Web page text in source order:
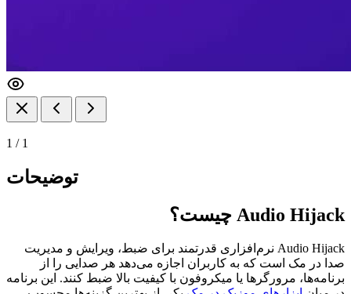
1 / 1
توضیحات
Audio Hijack چیست؟
Audio Hijack نرم‌افزاری قدرتمند برای ضبط، ویرایش و مدیریت
صدا در مک است که به کاربران اجازه می‌دهد هر صدایی را از
برنامه‌ها، مرورگرها یا میکروفون با کیفیت بالا ضبط کنند. این برنامه